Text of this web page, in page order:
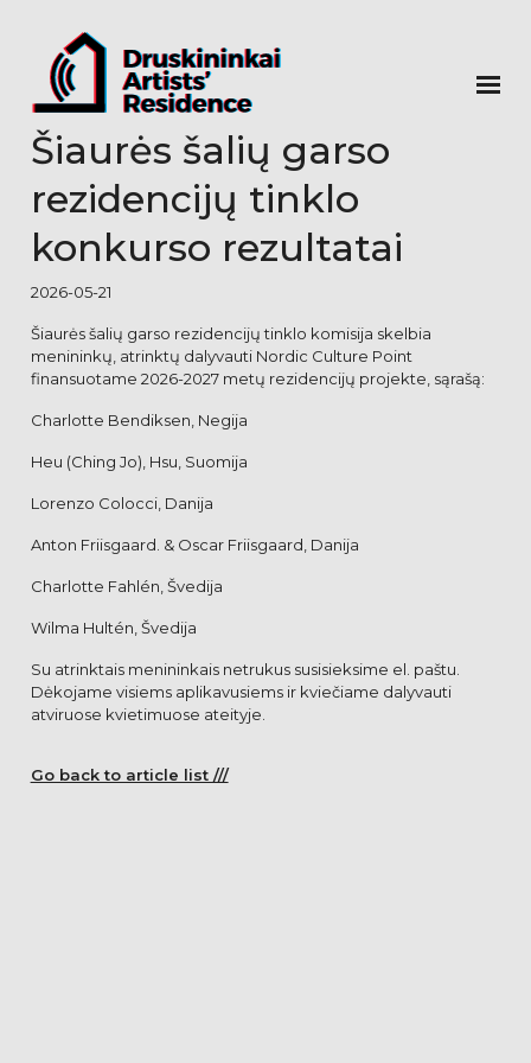
Šiaurės šalių garso
rezidencijų tinklo
konkurso rezultatai
2026-05-21
Šiaurės šalių garso rezidencijų tinklo komisija skelbia
menininkų, atrinktų dalyvauti Nordic Culture Point
finansuotame 2026-2027 metų rezidencijų projekte, sąrašą:
Charlotte Bendiksen, Negija
Heu (Ching Jo), Hsu, Suomija
Lorenzo Colocci, Danija
Anton Friisgaard. & Oscar Friisgaard, Danija
Charlotte Fahlén, Švedija
Wilma Hultén, Švedija
Su atrinktais menininkais netrukus susisieksime el. paštu.
Dėkojame visiems aplikavusiems ir kviečiame dalyvauti
atviruose kvietimuose ateityje.
Go back to article list ///